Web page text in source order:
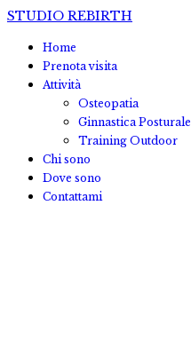
STUDIO REBIRTH
Home
Prenota visita
Attività
Osteopatia
Ginnastica Posturale
Training Outdoor
Chi sono
Dove sono
Contattami